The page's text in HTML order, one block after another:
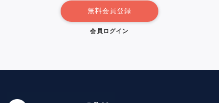
無料会員登録
会員ログイン